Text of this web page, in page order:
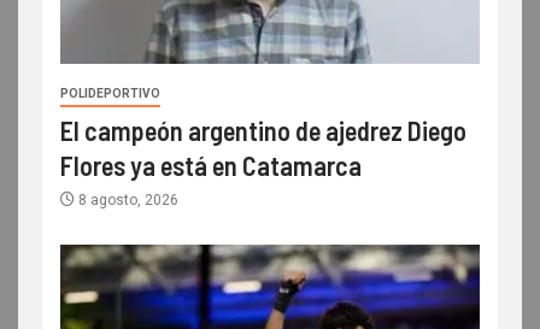
POLIDEPORTIVO
El campeón argentino de ajedrez Diego
Flores ya está en Catamarca
8 agosto, 2026